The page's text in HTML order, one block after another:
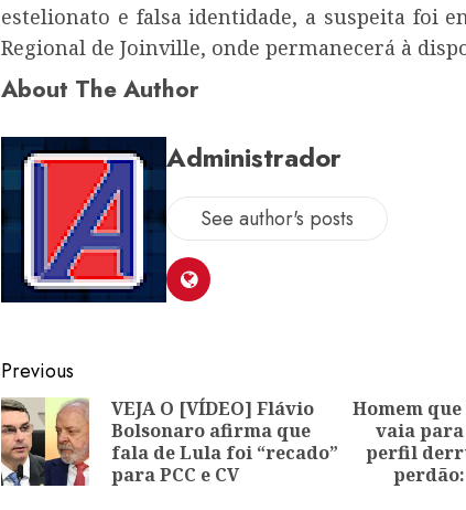
estelionato e falsa identidade, a suspeita foi
Regional de Joinville, onde permanecerá à
About The Author
Administrador
See author's posts
Post
navigation
Previous
Previous
post:
VEJA O [VÍDEO] Flávio
Bolsonaro afirma que
fala de Lula foi “recado”
para PCC e CV
Next
post:
Homem
vaia
perfil